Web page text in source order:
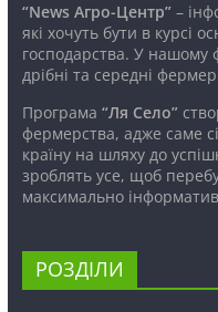
“News Агро-Центр”–
які хочуть бути в курсі
господарства. У нашому
дрібні та середні
Програма “Ля Село”
фермерства, адже саме
країну на шляху до
зроблять усе, щоб
максимально
РОЗДІЛИ